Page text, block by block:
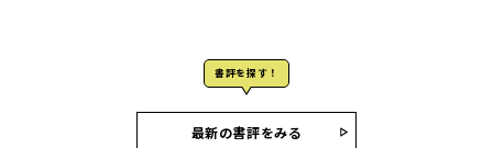
書評を探す！
最新の書評をみる